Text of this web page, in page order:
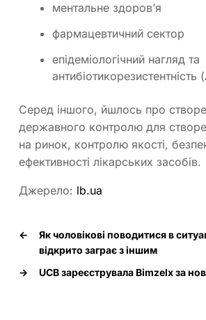
ментальне здоров’я
фармацевтичний сектор
епідеміологічний нагляд та
Серед іншого, йшлось про
державного контролю для
на ринок, контролю якості,
ефективності лікарських засобів.
Джерело: lb.ua
←
Як чоловікові поводитися в
відкрито заграє з іншим
→
UCB зареєструвала Bimzelx за